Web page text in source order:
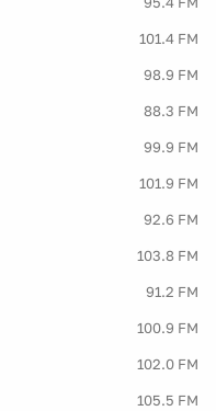
101.4 FM
98.9 FM
88.3 FM
99.9 FM
101.9 FM
92.6 FM
103.8 FM
91.2 FM
100.9 FM
102.0 FM
105.5 FM